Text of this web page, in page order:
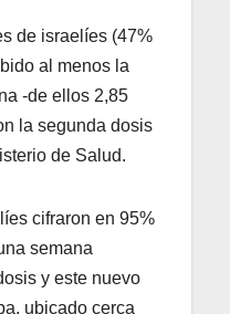
de israelíes (47%
al menos la
-de ellos 2,85
la segunda dosis
de Salud.
cifraron en 95%
semana
y este nuevo
ubicado cerca